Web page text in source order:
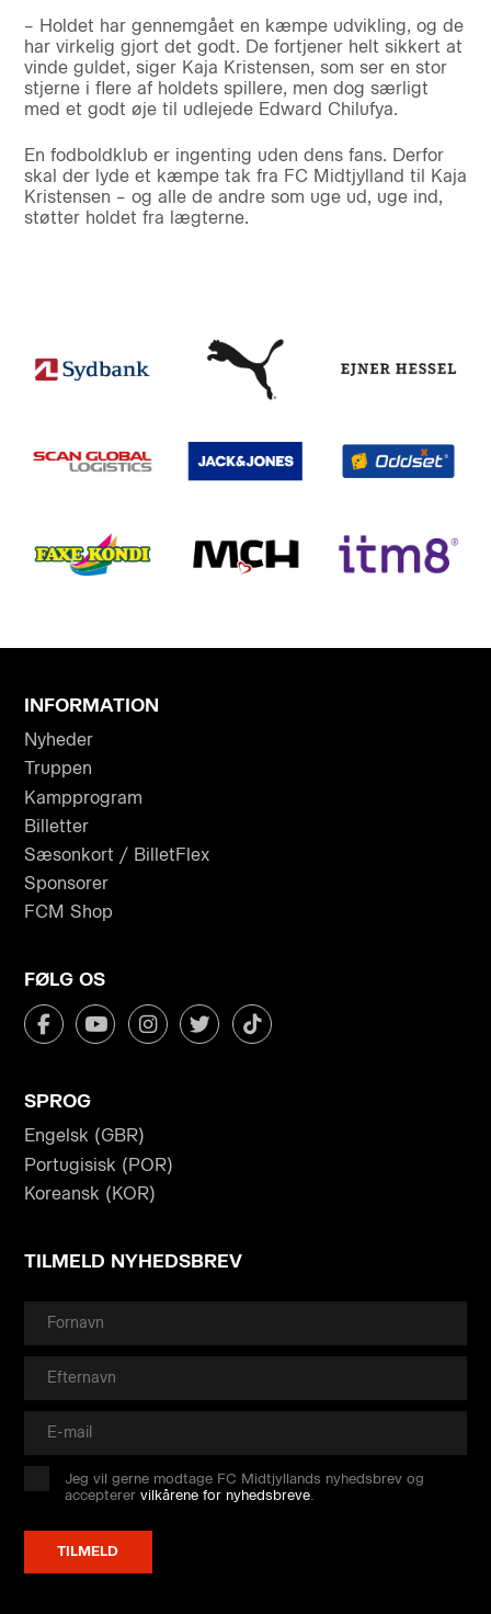
– Holdet har gennemgået en kæmpe udvikling, og de
har virkelig gjort det godt. De fortjener helt sikkert at
vinde guldet, siger Kaja Kristensen, som ser en stor
stjerne i flere af holdets spillere, men dog særligt
med et godt øje til udlejede Edward Chilufya.
En fodboldklub er ingenting uden dens fans. Derfor
skal der lyde et kæmpe tak fra FC Midtjylland til Kaja
Kristensen – og alle de andre som uge ud, uge ind,
støtter holdet fra lægterne.
INFORMATION
Nyheder
Truppen
Kampprogram
Billetter
Sæsonkort / BilletFlex
Sponsorer
FCM Shop
FØLG OS
SPROG
Engelsk (GBR)
Portugisisk (POR)
Koreansk (KOR)
TILMELD NYHEDSBREV
Jeg vil gerne modtage FC Midtjyllands nyhedsbrev og
accepterervilkårene for nyhedsbreve.